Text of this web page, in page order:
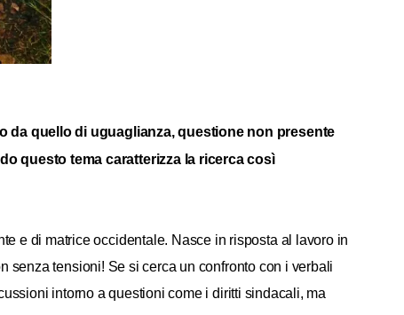
da quello di uguaglianza, questione non presente
questo tema caratterizza la ricerca così
e di matrice occidentale. Nasce in risposta al lavoro in
senza tensioni! Se si cerca un confronto con i verbali
intorno a questioni come i diritti sindacali, ma